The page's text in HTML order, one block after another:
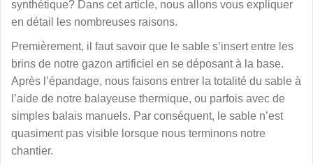
synthétique? Dans cet article, nous allons vous expliquer
en détail les nombreuses raisons.
Premièrement, il faut savoir que le sable s’insert entre les
brins de notre gazon artificiel en se déposant à la base.
Après l’épandage, nous faisons entrer la totalité du sable à
l’aide de notre balayeuse thermique, ou parfois avec de
simples balais manuels. Par conséquent, le sable n’est
quasiment pas visible lorsque nous terminons notre
chantier.